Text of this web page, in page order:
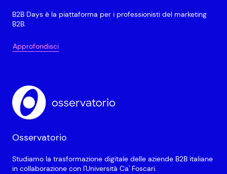
B2B Days è la piattaforma per i professionisti del marketing
B2B.
Approfondisci
Osservatorio
Studiamo la trasformazione digitale delle aziende B2B italiane
in collaborazione con l'Università Ca' Foscari.